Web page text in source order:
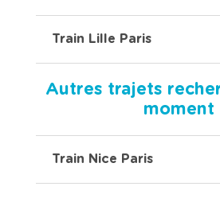
Train Lille Paris
Autres trajets
moment
Train Nice Paris